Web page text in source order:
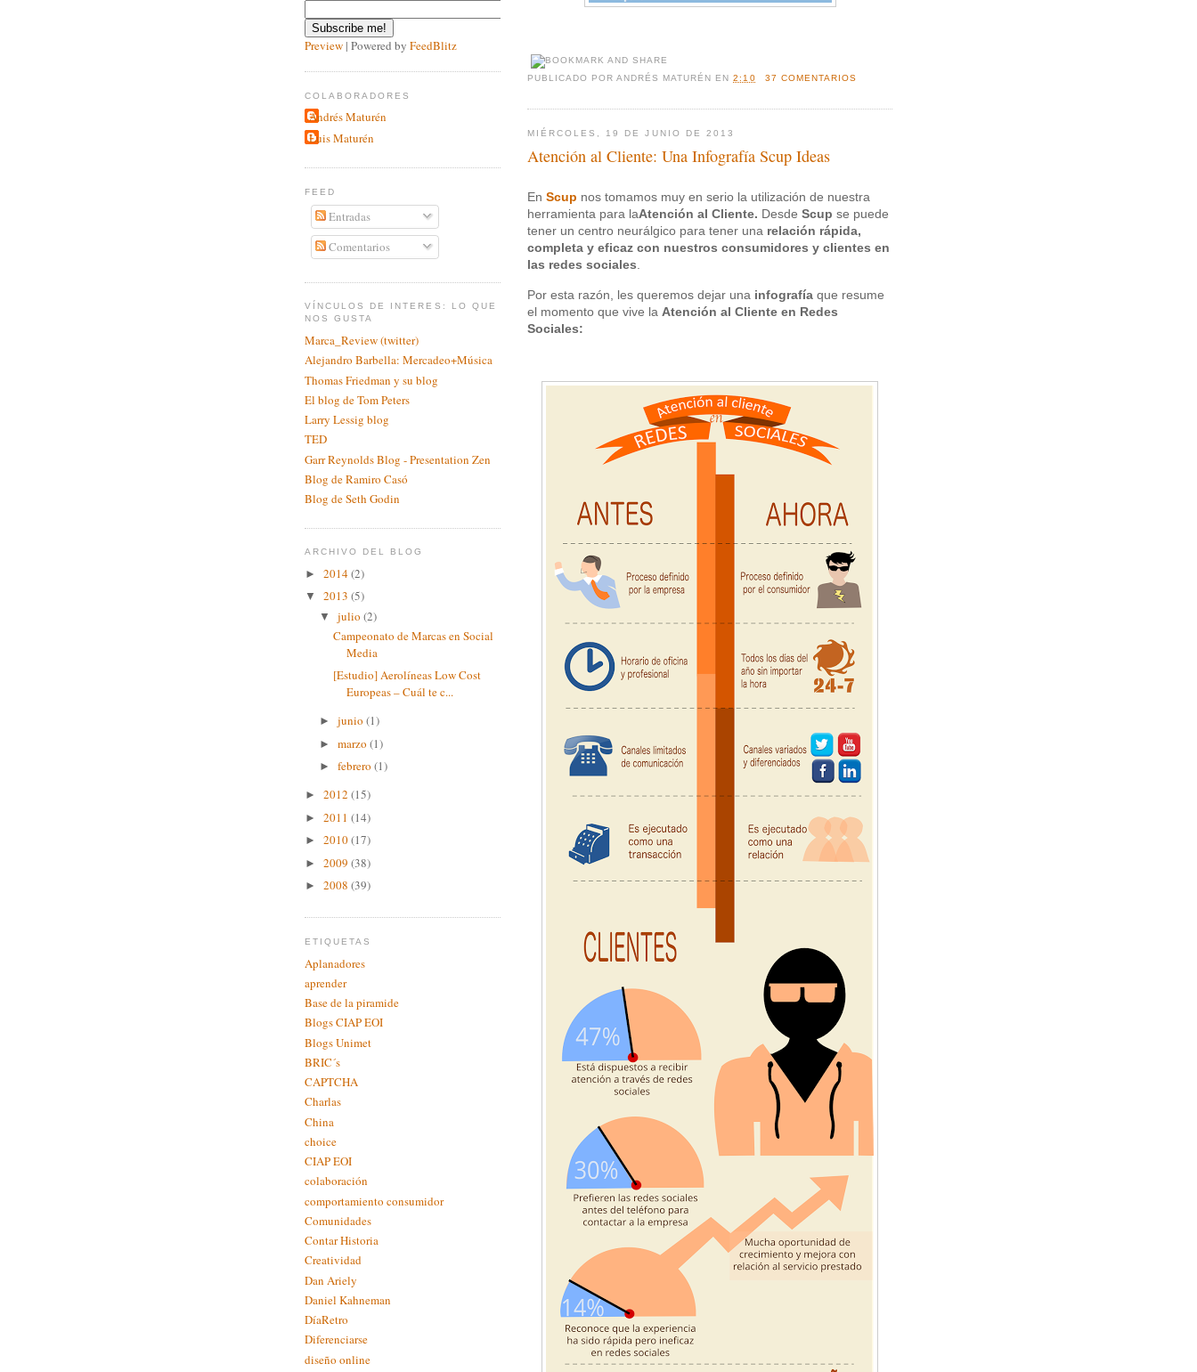
PUBLICADO PORANDRÉS MATURÉN EN2:10 37 COMENTARIOS
MIÉRCOLES, 19 DE JUNIO DE 2013
Atención al Cliente: Una Infografía Scup Ideas
En Scup nos tomamos muy en serio la utilización de nuestra
herramienta para laAtención al Cliente. Desde Scup se puede
tener un centro neurálgico para tener una relación rápida,
completa y eficaz con nuestros consumidores y clientes en
las redes sociales.
Por esta razón, les queremos dejar una infografía que resume
el momento que vive la Atención al Cliente en Redes
Sociales:
Preview | Powered by FeedBlitz
COLABORADORES
Andrés Maturén
Luis Maturén
FEED
Entradas
Comentarios
VÍNCULOS DE INTERES: LO QUE
NOS GUSTA
Marca_Review (twitter)
Alejandro Barbella: Mercadeo+Música
Thomas Friedman y su blog
El blog de Tom Peters
Larry Lessig blog
TED
Garr Reynolds Blog - Presentation Zen
Blog de Ramiro Casó
Blog de Seth Godin
ARCHIVO DEL BLOG
► 2014(2)
▼ 2013 (5)
▼ julio (2)
Campeonato de Marcas en Social
Media
[Estudio] Aerolíneas Low Cost
Europeas – Cuál te c...
► junio (1)
► marzo (1)
► febrero (1)
► 2012 (15)
► 2011 (14)
► 2010(17)
► 2009 (38)
► 2008 (39)
ETIQUETAS
Aplanadores
aprender
Base de la piramide
Blogs CIAP EOI
Blogs Unimet
BRIC´s
CAPTCHA
Charlas
China
choice
CIAP EOI
colaboración
comportamiento consumidor
Comunidades
Contar Historia
Creatividad
Dan Ariely
Daniel Kahneman
DíaRetro
Diferenciarse
diseño online